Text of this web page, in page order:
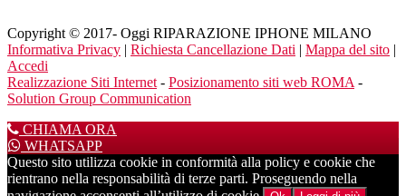
Copyright © 2017- Oggi RIPARAZIONE IPHONE MILANO
Informativa Privacy | Richiesta Cancellazione Dati | Mappa del sito |
Accedi
Realizzazione Siti Internet - Posizionamento siti web ROMA -
Solution Group Communication
CHIAMA ORA
WHATSAPP
Questo sito utilizza cookie in conformità alla policy e cookie che
rientrano nella responsabilità di terze parti. Proseguendo nella